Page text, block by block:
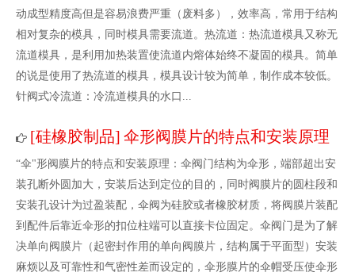
动成型精度高但是容易浪费严重（废料多），效率高，常用于结构
相对复杂的模具，同时模具需要流道。热流道：热流道模具又称无
流道模具，是利用加热装置使流道内熔体始终不凝固的模具。简单
的说是使用了热流道的模具，模具设计较为简单，制作成本较低。
针阀式冷流道：冷流道模具的水口...
[硅橡胶制品] 伞形阀膜片的特点和安装原理
“伞"形阀膜片的特点和安装原理：伞阀门结构为伞形，端部超出安
装孔断外圆加大，安装后达到定位的目的，同时阀膜片的圆柱段和
安装孔设计为过盈装配，伞阀为硅胶或者橡胶材质，将阀膜片装配
到配件后靠近伞形的扣位柱端可以直接卡位固定。伞阀门是为了解
决单向阀膜片（起密封作用的单向阀膜片，结构属于平面型）安装
麻烦以及可靠性和气密性差而设定的，伞形膜片的伞帽受压使伞形